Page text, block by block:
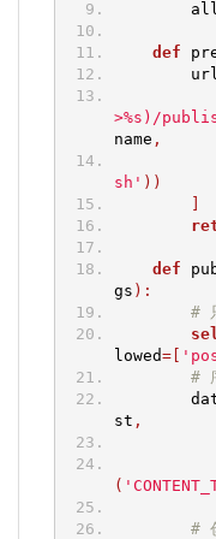
def
>%s)/
name ,
sh' ))
]
def
gs ):
#
lowed=[
#
st ,
(
#